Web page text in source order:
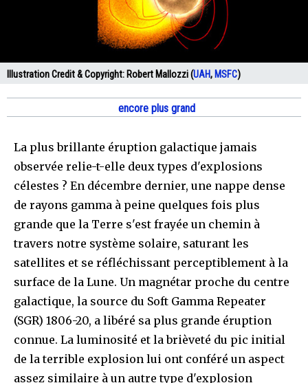
Illustration Credit & Copyright:Robert Mallozzi (UAH,MSFC)
encore plus grand
La plus brillante éruption galactique jamais
observée relie-t-elle deux types d'explosions
célestes ? En décembre dernier, une nappe dense
de rayons gamma à peine quelques fois plus
grande que la Terre s'est frayée un chemin à
travers notre système solaire, saturant les
satellites et se réfléchissant perceptiblement à la
surface de la Lune. Un magnétar proche du centre
galactique, la source du Soft Gamma Repeater
(SGR) 1806-20, a libéré sa plus grande éruption
connue. La luminosité et la brièveté du pic initial
de la terrible explosion lui ont conféré un aspect
assez similaire à un autre type d'explosion